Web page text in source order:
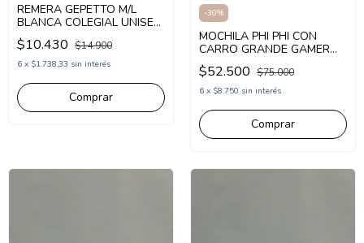
REMERA GEPETTO M/L
BLANCA COLEGIAL UNISEX
(GT258301)
$10.430 $14.900
6 x $1.738,33 sin interés
Comprar
-30%
MOCHILA PHI PHI CON
CARRO GRANDE GAMER
(PHI442)
$52.500 $75.000
6 x $8.750 sin interés